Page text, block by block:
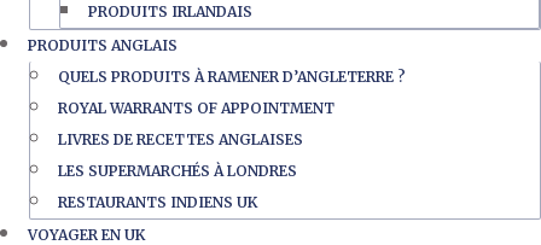
PRODUITS IRLANDAIS
PRODUITS ANGLAIS
QUELS PRODUITS À RAMENER D’ANGLETERRE ?
ROYAL WARRANTS OF APPOINTMENT
LIVRES DE RECETTES ANGLAISES
LES SUPERMARCHÉS À LONDRES
RESTAURANTS INDIENS UK
VOYAGER EN UK